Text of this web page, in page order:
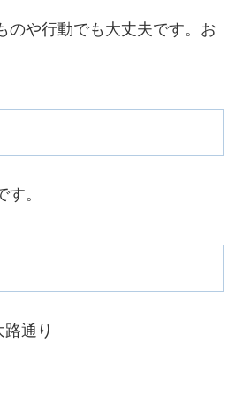
のや行動でも大丈夫です。お
。
通り